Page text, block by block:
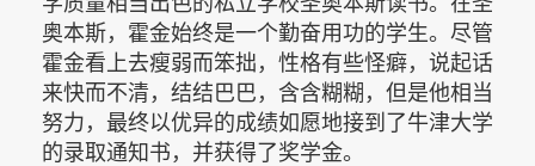
奥本斯，霍金始终是一个勤奋用功的学生。尽管
霍金看上去瘦弱而笨拙，性格有些怪癖，说起话
来快而不清，结结巴巴，含含糊糊，但是他相当
努力，最终以优异的成绩如愿地接到了牛津大学
的录取通知书，并获得了奖学金。